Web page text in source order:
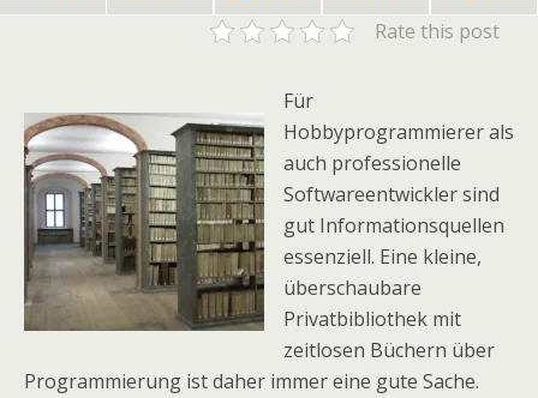
Rate this post
Für
Hobbyprogrammierer als
auch professionelle
Softwareentwickler sind
gut Informationsquellen
essenziell. Eine kleine,
überschaubare
Privatbibliothek mit
zeitlosen Büchern über
Programmierung ist daher immer eine gute Sache.